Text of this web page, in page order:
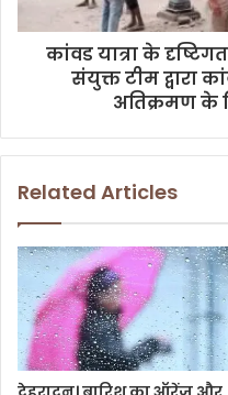
कांवड यात्रा के
संयुक्त टीम द्वारा
अतिक्रमण के
Related Articles